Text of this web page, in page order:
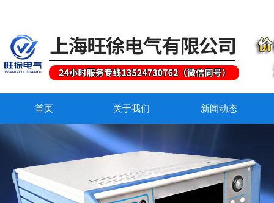
首页 关于我们 新闻动态